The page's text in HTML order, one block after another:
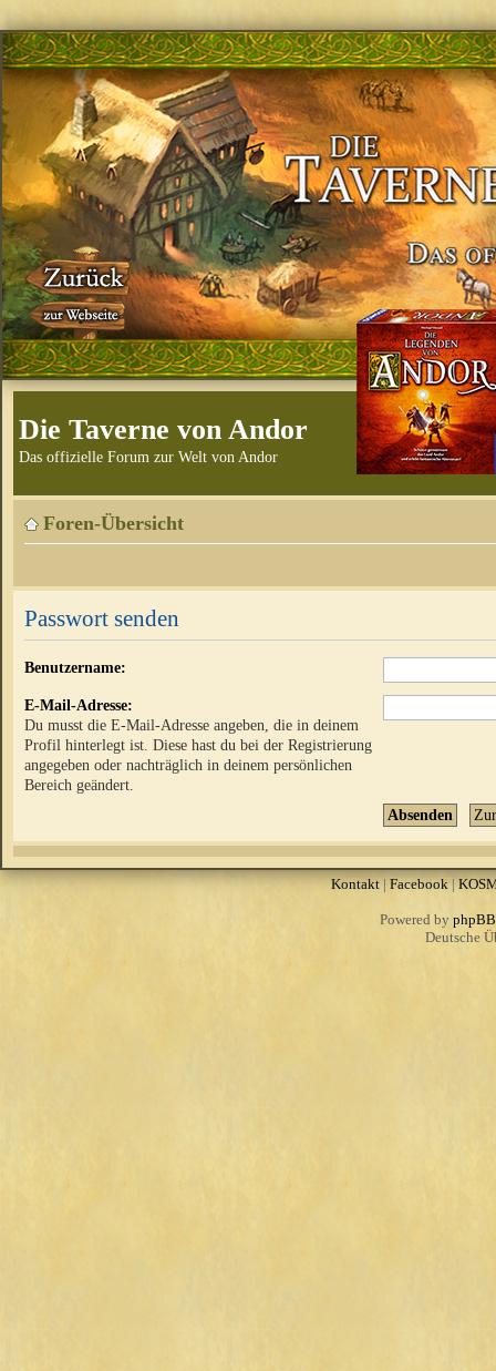
Die Taverne von Andor
Das offizielle Forum zur Welt von Andor
Foren-Übersicht
Passwort senden
Benutzername:
E-Mail-Adresse:
Du musst die E-Mail-Adresse angeben, die in deinem
Profil hinterlegt ist. Diese hast du bei der Registrierung
angegeben oder nachträglich in deinem persönlichen
Bereich geändert.
Kontakt| Facebook |
Powered by phpBB
Deutsche